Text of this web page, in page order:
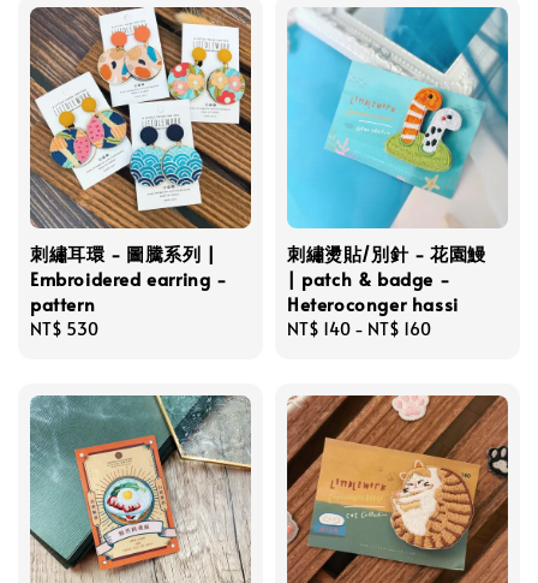
刺繡耳環 - 圖騰系列 |
Embroidered earring -
pattern
Regular
NT$ 530
刺繡燙貼/別針 - 花園鰻
| patch & badge -
Heteroconger hassi
Regular
NT$ 140 - NT$ 160